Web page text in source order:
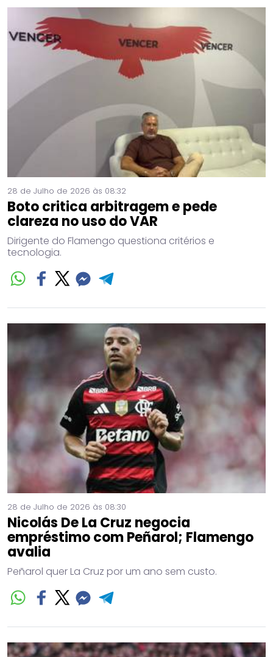
28 de Julho de 2026 às 08:32
Boto critica arbitragem e pede
clareza no uso do VAR
Dirigente do Flamengo questiona critérios e
tecnologia.
28 de Julho de 2026 às 08:30
Nicolás De La Cruz negocia
empréstimo com Peñarol; Flamengo
avalia
Peñarol quer La Cruz por um ano sem custo.